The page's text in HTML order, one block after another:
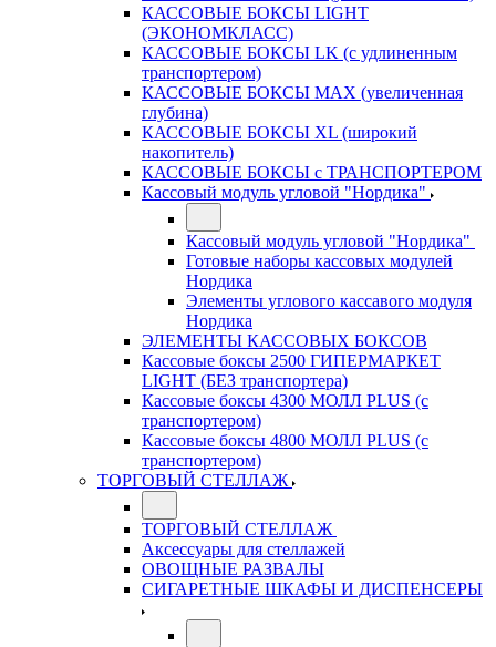
КАССОВЫЕ БОКСЫ LIGHT
(ЭКОНОМКЛАСС)
КАССОВЫЕ БОКСЫ LK (с удлиненным
транспортером)
КАССОВЫЕ БОКСЫ MAX (увеличенная
глубина)
КАССОВЫЕ БОКСЫ XL (широкий
накопитель)
КАССОВЫЕ БОКСЫ с ТРАНСПОРТЕРОМ
Кассовый модуль угловой "Нордика"
Кассовый модуль угловой "Нордика"
Готовые наборы кассовых модулей
Нордика
Элементы углового кассавого модуля
Нордика
ЭЛЕМЕНТЫ КАССОВЫХ БОКСОВ
Кассовые боксы 2500 ГИПЕРМАРКЕТ
LIGHT (БЕЗ транспортера)
Кассовые боксы 4300 МОЛЛ PLUS (с
транспортером)
Кассовые боксы 4800 МОЛЛ PLUS (с
транспортером)
ТОРГОВЫЙ СТЕЛЛАЖ
ТОРГОВЫЙ СТЕЛЛАЖ
Аксессуары для стеллажей
ОВОЩНЫЕ РАЗВАЛЫ
СИГАРЕТНЫЕ ШКАФЫ И ДИСПЕНСЕРЫ